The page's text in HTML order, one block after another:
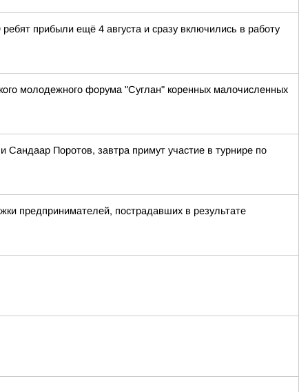
прибыли ещё 4 августа и сразу включились в работу
молодежного форума "Суглан" коренных малочисленных
Сандаар Поротов, завтра примут участие в турнире по
предпринимателей, пострадавших в результате